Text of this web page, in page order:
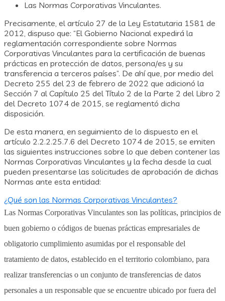
Las Normas Corporativas Vinculantes.
Precisamente, el artículo 27 de la Ley Estatutaria 1581 de
2012, dispuso que: “El Gobierno Nacional expedirá la
reglamentación correspondiente sobre Normas
Corporativas Vinculantes para la certificación de buenas
prácticas en protección de datos, persona/es y su
transferencia a terceros países”. De ahí que, por medio del
Decreto 255 del 23 de febrero de 2022 que adicionó la
Sección 7 al Capítulo 25 del Título 2 de la Parte 2 del Libro 2
del Decreto 1074 de 2015, se reglamentó dicha
disposición.
De esta manera, en seguimiento de lo dispuesto en el
artículo 2.2.2.25.7.6 del Decreto 1074 de 2015, se emiten
las siguientes instrucciones sobre lo que deben contener las
Normas Corporativas Vinculantes y la fecha desde la cual
pueden presentarse las solicitudes de aprobación de dichas
Normas ante esta entidad:
¿Qué son las Normas Corporativas Vinculantes?
Las Normas Corporativas Vinculantes son las políticas, principios de
buen gobierno o códigos de buenas prácticas empresariales de
obligatorio cumplimiento asumidas por el responsable del
tratamiento de datos, establecido en el territorio colombiano, para
realizar transferencias o un conjunto de transferencias de datos
personales a un responsable que se encuentre ubicado por fuera del